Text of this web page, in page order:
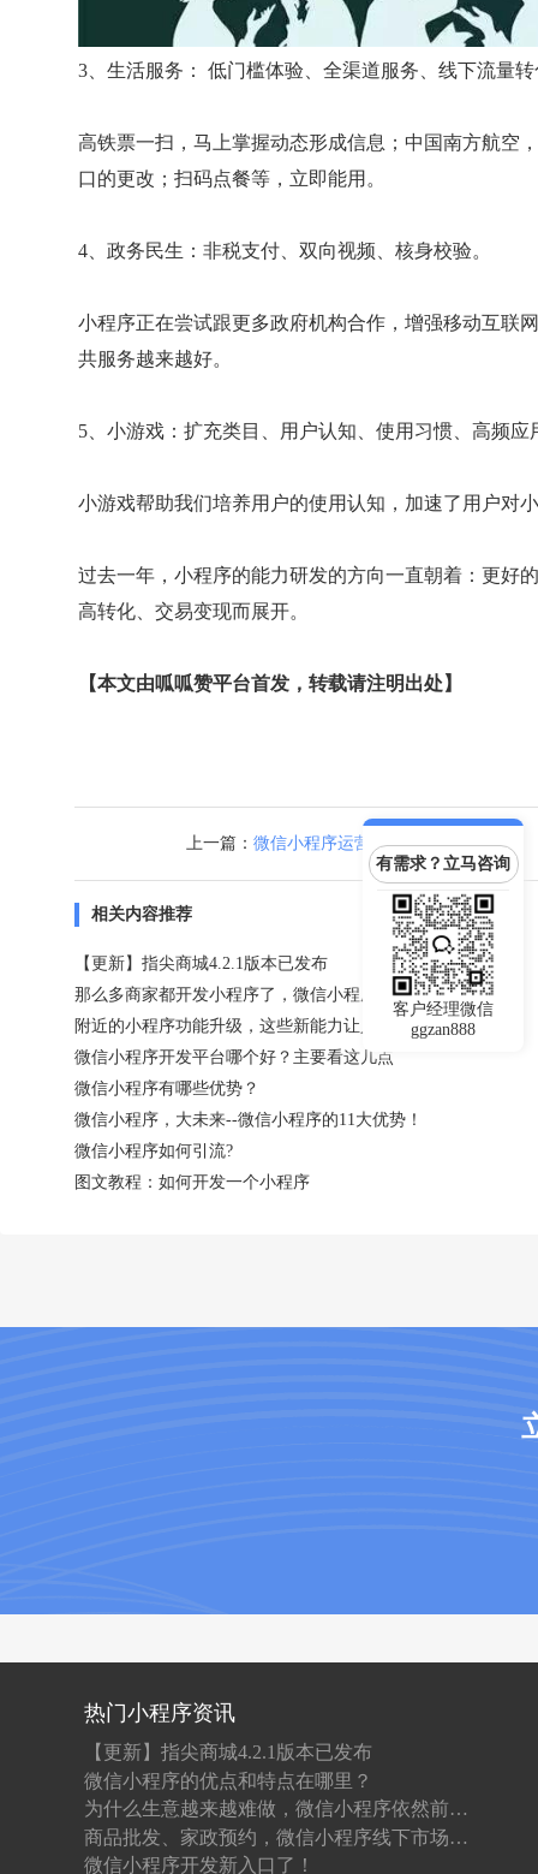
3、生活服务： 低门槛体验、全渠道服务、线下流量
高铁票一扫，马上掌握动态形成信息；中国南方航空
口的更改；扫码点餐等，立即能用。
4、政务民生：非税支付、双向视频、核身校验。
小程序正在尝试跟更多政府机构合作，增强移动互联
共服务越来越好。
5、小游戏：扩充类目、用户认知、使用习惯、高频应
小游戏帮助我们培养用户的使用认知，加速了用户对
过去一年，小程序的能力研发的方向一直朝着：更好
高转化、交易变现而展开。
【本文由呱呱赞平台首发，转载请注明出处】
上一篇： 微信小程序运营其实很简单
相关内容推荐
【更新】指尖商城4.2.1版本已发布
那么多商家都开发小程序了，微信小程序真的值得做吗？
附近的小程序功能升级，这些新能力让人惊喜！
微信小程序开发平台哪个好？主要看这几点
微信小程序有哪些优势？
微信小程序，大未来--微信小程序的11大优势！
微信小程序如何引流?
图文教程：如何开发一个小程序
有需求？立马咨询
客户经理微信
ggzan888
热门小程序资讯
【更新】指尖商城4.2.1版本已发布
微信小程序的优点和特点在哪里？
为什么生意越来越难做，微信小程序依然前景光明？
商品批发、家政预约，微信小程序线下市场究竟有多大？
微信小程序开发新入口了！